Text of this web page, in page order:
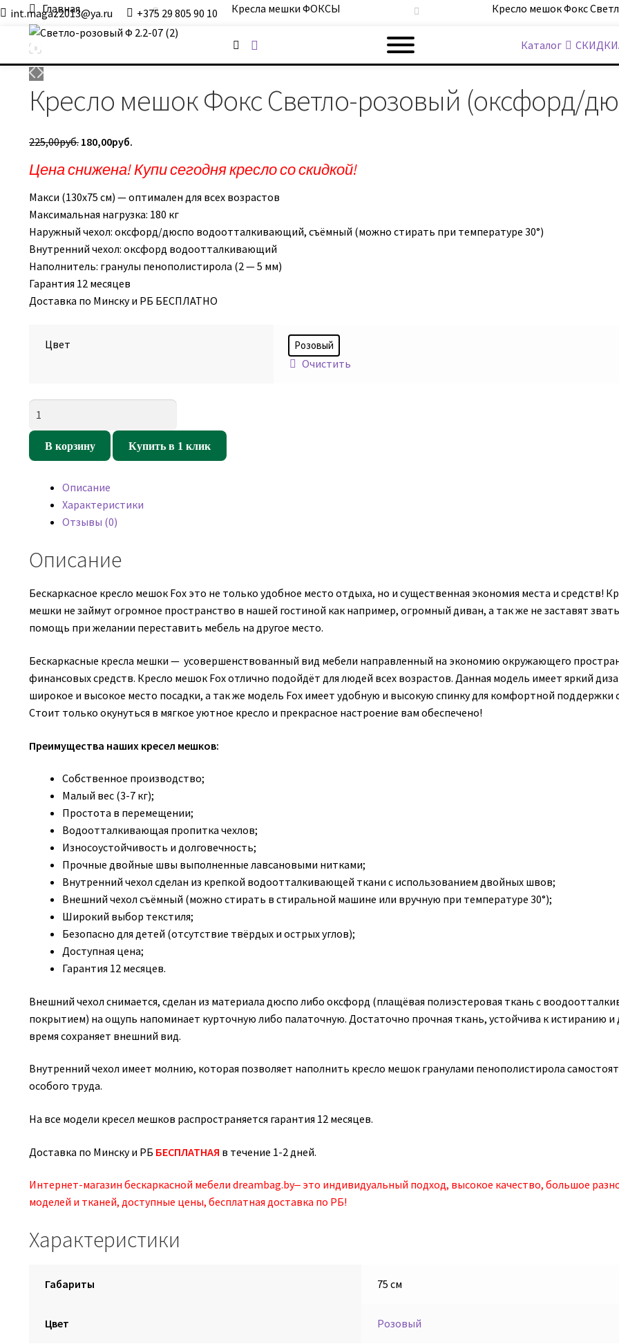
int.magaz2013@ya.ru +375 29 805 90 10
ДримБэг.бай Каталог СКИДКИ
Главная Кресла мешки ФОКСЫ Кресло мешок Фокс
Кресло мешок Фокс Светло-розовый (оксфорд/
225,00руб. Первоначальная
составляла
225,00руб..
180,00руб.
180,00руб..
Цена снижена! Купи сегодня кресло со скидкой!
Макси (130х75 см) — оптимален для всех возрастов
Максимальная нагрузка: 180 кг
Наружный чехол: оксфорд/дюспо водоотталкивающий, съёмный (можно стирать при температуре 30°)
Внутренний чехол: оксфорд водоотталкивающий
Наполнитель: гранулы пенополистирола (2 — 5 мм)
Гарантия 12 месяцев
Доставка по Минску и РБ БЕСПЛАТНО
Цвет Розовый
Очистить
Кресло
мешок
Светло-
розовый
(оксфорд/
В корзину Купить в 1 клик
Описание
Характеристики
Отзывы (0)
Описание
Бескаркасное кресло мешок Fox это не только удобное место отдыха, но и существенная экономия места и средств!
мешки не займут огромное пространство в нашей гостиной как например, огромный диван, а так же не заставят
помощь при желании переставить мебель на другое место.
Бескаркасные кресла мешки — усовершенствованный вид мебели направленный на экономию окружающего
финансовых средств. Кресло мешок Fox отлично подойдёт для людей всех возрастов. Данная модель имеет яркий
широкое и высокое место посадки, а так же модель Fox имеет удобную и высокую спинку для комфортной поддержки
Стоит только окунуться в мягкое уютное кресло и прекрасное настроение вам обеспечено!
Преимущества наших кресел мешков:
Собственное производство;
Малый вес (3-7 кг);
Простота в перемещении;
Водоотталкивающая пропитка чехлов;
Износоустойчивость и долговечность;
Прочные двойные швы выполненные лавсановыми нитками;
Внутренний чехол сделан из крепкой водоотталкивающей ткани с использованием двойных швов;
Внешний чехол съёмный (можно стирать в стиральной машине или вручную при температуре 30°);
Широкий выбор текстиля;
Безопасно для детей (отсутствие твёрдых и острых углов);
Доступная цена;
Гарантия 12 месяцев.
Внешний чехол снимается, сделан из материала дюспо либо оксфорд (плащёвая полиэстеровая ткань с
покрытием) на ощупь напоминает курточную либо палаточную. Достаточно прочная ткань, устойчива к истиранию и
время сохраняет внешний вид.
Внутренний чехол имеет молнию, которая позволяет наполнить кресло мешок гранулами пенополистирола
особого труда.
На все модели кресел мешков распространяется гарантия 12 месяцев.
Доставка по Минску и РБ БЕСПЛАТНАЯ в течение 1-2 дней.
Интернет-магазин бескаркасной мебели dreambag.by‒ это индивидуальный подход, высокое качество, большое
моделей и тканей, доступные цены, бесплатная доставка по РБ!
Характеристики
Габариты 75 см
Цвет Розовый